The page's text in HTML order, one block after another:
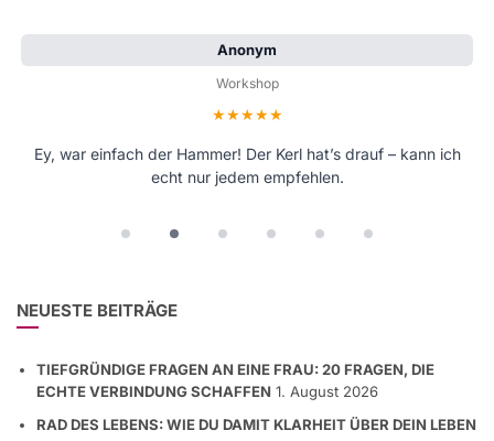
Anonym
Workshop
Bewertung: 5 von 5 Sternen
Ey, war einfach der Hammer! Der Kerl hat’s drauf – kann ich
echt nur jedem empfehlen.
NEUESTE BEITRÄGE
TIEFGRÜNDIGE FRAGEN AN EINE FRAU: 20 FRAGEN, DIE
ECHTE VERBINDUNG SCHAFFEN 1. August 2026
RAD DES LEBENS: WIE DU DAMIT KLARHEIT ÜBER DEIN LEBEN